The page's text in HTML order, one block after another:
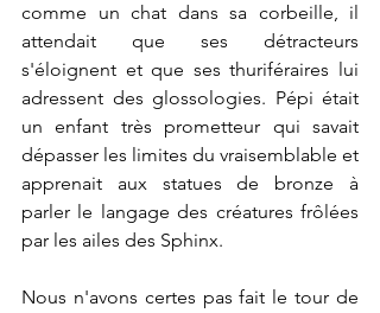
comme un chat dans sa corbeille, il
attendait que ses détracteurs
s'éloignent et que ses thuriféraires lui
adressent des glossologies. Pépi était
un enfant très prometteur qui savait
dépasser les limites du vraisemblable et
apprenait aux statues de bronze à
parler le langage des créatures frôlées
par les ailes des Sphinx.
Nous n'avons certes pas fait le tour de